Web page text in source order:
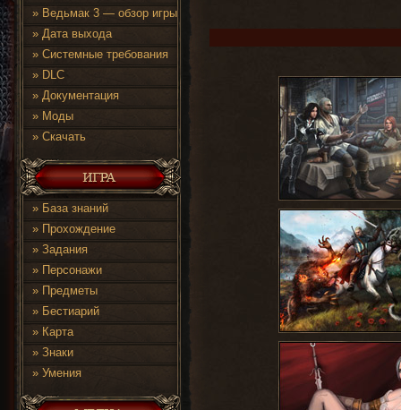
» Ведьмак 3 — обзор игры
» Дата выхода
» Системные требования
» DLC
» Документация
» Моды
» Скачать
» База знаний
» Прохождение
» Задания
» Персонажи
» Предметы
» Бестиарий
» Карта
» Знаки
» Умения